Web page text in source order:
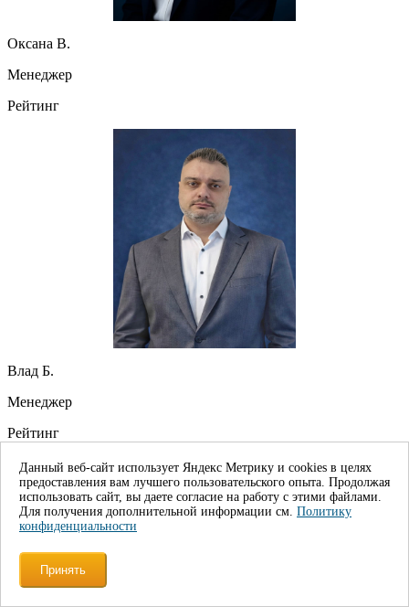
Оксана В.
Менеджер
Рейтинг
Влад Б.
Менеджер
Рейтинг
Подпишитесь на наши новости!
Подписаться
Нажимая кнопку "Отправить" вы соглашаетесь с
политикой конфиденциальности*
Контакты
Данный веб-сайт использует Яндекс Метрику и cookies в целях
предоставления вам лучшего пользовательского опыта. Продолжая
использовать сайт, вы даете согласие на работу с этими файлами.
Для получения дополнительной информации см. Политику
конфиденциальности
Принять